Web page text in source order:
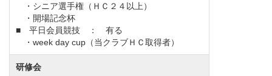
・シニア選手権（ＨＣ２４以上）
・開場記念杯
■ 平日会員競技 ： 有る
・week day cup（当クラブＨＣ取得者）
研修会